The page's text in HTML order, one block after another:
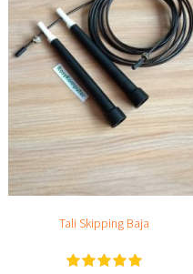
Tali Skipping Baja